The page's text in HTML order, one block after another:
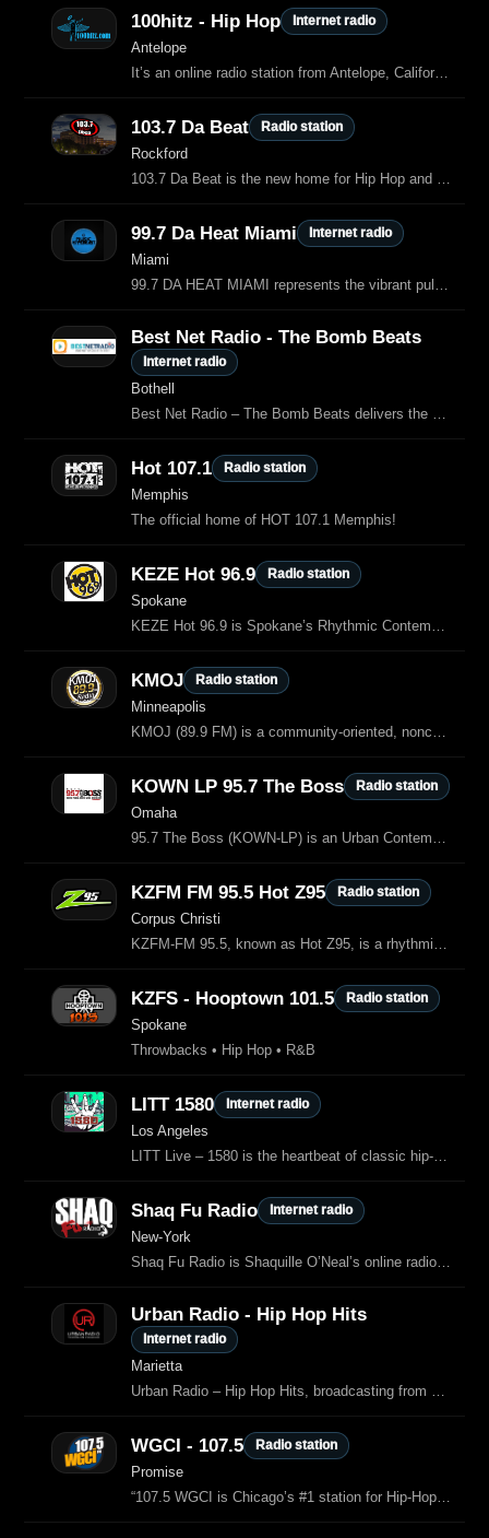
100hitz - Hip Hop Internet radio
Antelope
It’s an online radio station from Antelope, California, dedicated entirely to pure hip hop
103.7 Da Beat Radio station
Rockford
103.7 Da Beat is the new home for Hip Hop and R&B in the 815 and 608 area, streaming 24/7 with mainstream hits, indie artists, interviews, and urban culture content.
99.7 Da Heat Miami Internet radio
Miami
99.7 DA HEAT MIAMI represents the vibrant pulse of Miami’s music, culture
Best Net Radio - The Bomb Beats
Internet radio
Bothell
Best Net Radio – The Bomb Beats delivers the most bombastic hip‑hop mix, featuring classic rap anthems and today’s hottest beats, streaming 24/7 from the Best Net Radio network
Hot 107.1 Radio station
Memphis
The official home of HOT 107.1 Memphis!
KEZE Hot 96.9 Radio station
Spokane
KEZE Hot 96.9 is Spokane’s Rhythmic Contemporary station, playing the hottest
KMOJ Radio station
Minneapolis
KMOJ (89.9 FM) is a community-oriented, noncommercial radio station based in Minneapolis, Minnesota.
KOWN LP 95.7 The Boss Radio station
Omaha
95.7 The Boss (KOWN‑LP) is an Urban Contemporary / Hip‑Hop & R&B radio station based in Omaha, Nebraska.
KZFM FM 95.5 Hot Z95 Radio station
Corpus Christi
KZFM‑FM 95.5, known as Hot Z95, is a rhythmic Top 40 radio station broadcasting
KZFS - Hooptown 101.5 Radio station
Spokane
Throwbacks • Hip Hop • R&B
LITT 1580 Internet radio
Los Angeles
LITT Live – 1580 is the heartbeat of classic hip-hop.
Shaq Fu Radio Internet radio
New-York
Shaq Fu Radio is Shaquille O’Neal’s online radio station, streaming hot Hip‑Hop, R&B and live DJ mixes from DJ Diesel and guest artists.
Urban Radio - Hip Hop Hits
Internet radio
Marietta
Urban Radio – Hip Hop Hits, broadcasting from Marietta, Georgia, is an online station delivering the latest and greatest hip hop tracks, along with artist interviews and updates from the urban music scene.
WGCI - 107.5 Radio station
Promise
“107.5 WGCI is Chicago’s #1 station for Hip-Hop and R&B, featuring the hottest music, exclusive interviews, community events, and iconic on‑air personalities representing the culture of the Chi.